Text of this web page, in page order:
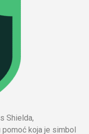
Shielda,
koja je simbol